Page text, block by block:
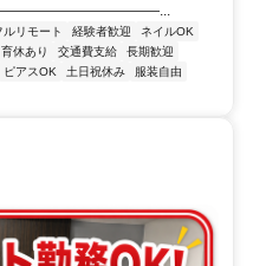
―――――――――――――...
ルリモート 経験者歓迎
ネイルOK
育休あり 交通費支給
長期歓迎
ピアスOK 土日祝休み
服装自由